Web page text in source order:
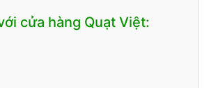
cửa hàng Quạt Việt: